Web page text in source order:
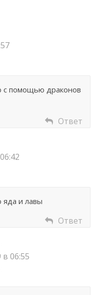
с помощью драконов
Ответ
яда и лавы
Ответ
в 06:55